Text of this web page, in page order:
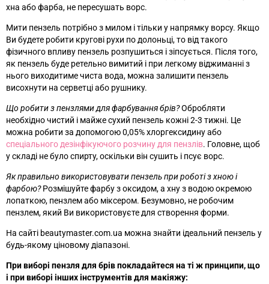
хна або фарба, не пересушать ворс.
Мити пензель потрібно з милом і тільки у напрямку ворсу. Якщо
Ви будете робити кругові рухи по долоньці, то від такого
фізичного впливу пензель розпушиться і зіпсується. Після того,
як пензель буде ретельно вимитий і при легкому віджиманні з
нього виходитиме чиста вода, можна залишити пензель
висохнути на серветці або рушнику.
Що робити з пензлями для фарбування брів?Обробляти
необхідно чистий і майже сухий пензель кожні 2-3 тижні. Це
можна робити за допомогою 0,05% хлоргексидину або
спеціального дезінфікуючого розчину для пензлів. Головне, щоб
у складі не було спирту, оскільки він сушить і псує ворс.
Як правильно використовувати пензель при роботі з хною і
фарбою?Розмішуйте фарбу з оксидом, а хну з водою окремою
лопаткою, пензлем або міксером. Безумовно, не робочим
пензлем, який Ви використовуєте для створення форми.
На сайті beautymaster.com.ua можна знайти ідеальний пензель у
будь-якому ціновому діапазоні.
При виборі пензля для брів покладайтеся на ті ж принципи, що
і при виборі інших інструментів для макіяжу: